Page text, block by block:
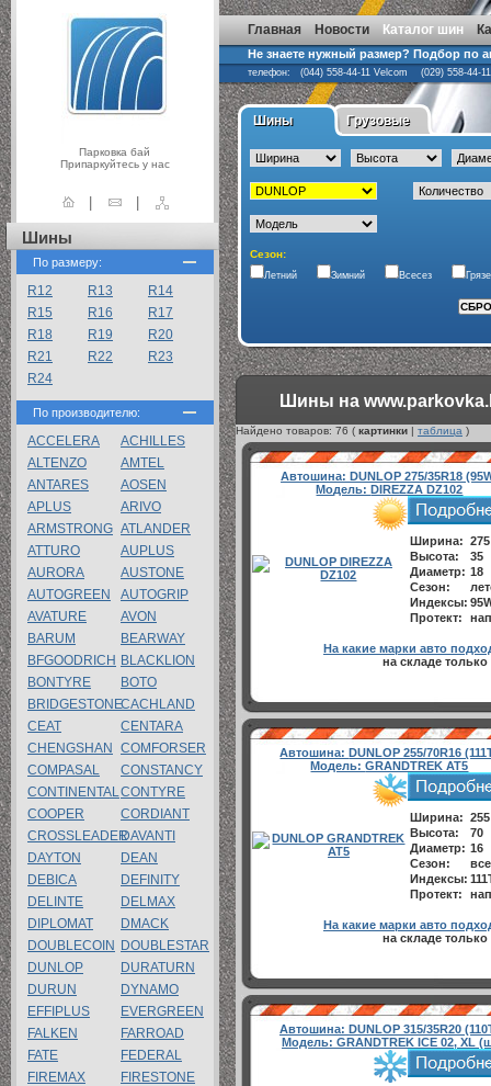
Парковка бай
Припаркуйтесь у нас
| |
Главная Новости Каталог шин
Не знаете нужный размер? Подбор по
телефон: (044) 558-44-11 Velcom (029) 558-44-
Шины Грузовые
Сезон:
Летний Зимний Всесез
Шины на
Найдено товаров: 76 ( картинки | таблица )
Автошина: DUNLOP 275/35R18
Модель:DIREZZA DZ102
Ширина: 275
Высота:
35
Диаметр: 18
Сезон:
Индексы:
Протект:
На какие марки авто
на складе только
Автошина:DUNLOP 255/70R16
Модель:GRANDTREK AT5
Ширина: 255
Высота:
70
Диаметр: 16
Сезон:
Индексы:
Протект:
На какие марки авто
на складе только
Автошина: DUNLOP 315/35R20
Модель: GRANDTREK ICE 02, XL
Шины
По размеру:
R12 R13
R14
R15
R16
R17
R18
R19
R20
R21
R22
R23
R24
По производителю:
ACCELERA
ACHILLES
ALTENZO
AMTEL
ANTARES
AOSEN
APLUS
ARIVO
ARMSTRONG ATLANDER
ATTURO
AUPLUS
AURORA
AUSTONE
AUTOGREEN
AUTOGRIP
AVATURE
AVON
BARUM
BEARWAY
BFGOODRICH BLACKLION
BONTYRE
BOTO
BRIDGESTONECACHLAND
CEAT
CENTARA
CHENGSHAN
COMFORSER
COMPASAL
CONSTANCY
CONTINENTALCONTYRE
COOPER
CORDIANT
CROSSLEADERDAVANTI
DAYTON
DEAN
DEBICA
DEFINITY
DELINTE
DELMAX
DIPLOMAT
DMACK
DOUBLECOIN
DOUBLESTAR
DUNLOP
DURATURN
DURUN
DYNAMO
EFFIPLUS
EVERGREEN
FALKEN
FARROAD
FATE
FEDERAL
FIREMAX
FIRESTONE